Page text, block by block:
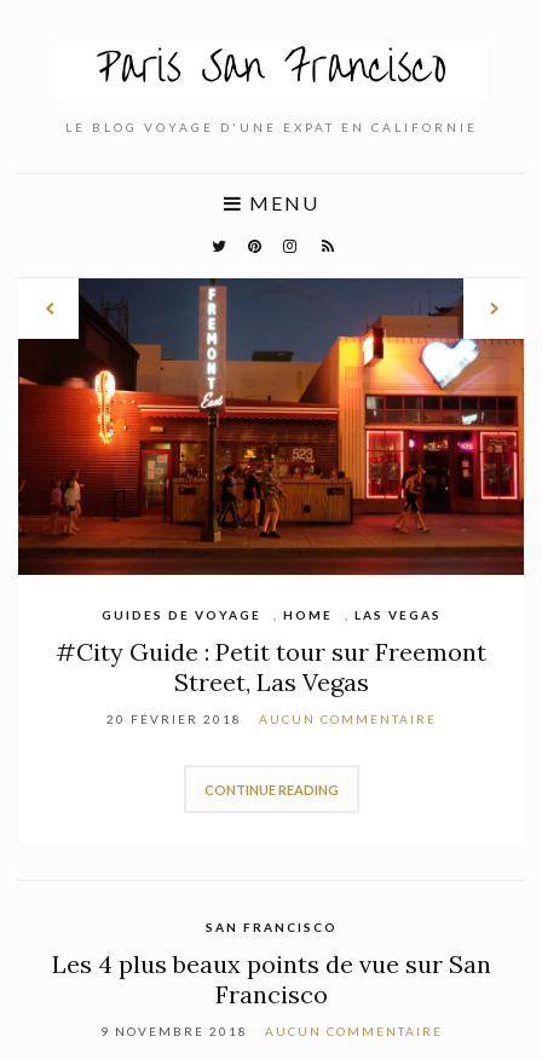
LE BLOG VOYAGE D'UNE EXPAT EN CALIFORNIE
MENU
Road trip au #Nevada – Valley of Fire
State Park
20 NOVEMBRE 2017 AUCUN COMMENTAIRE
SAN FRANCISCO
Les 4 plus beaux points de vue sur San
Francisco
9 NOVEMBRE 2018 AUCUN COMMENTAIRE